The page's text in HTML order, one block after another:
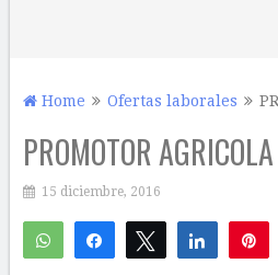
Home Ofertas laborales
PROMOTOR AGRICOLA
15 diciembre, 2016
WhatsAppCompartirTwittear